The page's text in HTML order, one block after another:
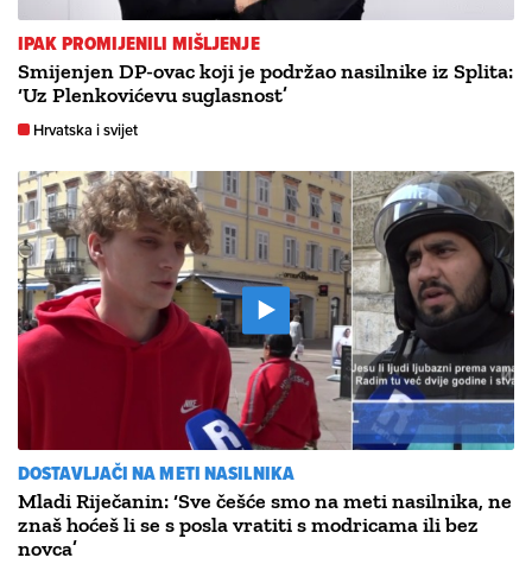
IPAK PROMIJENILI MIŠLJENJE
Smijenjen DP-ovac koji je podržao nasilnike iz Splita:
‘Uz Plenkovićevu suglasnost’
Hrvatska i svijet
DOSTAVLJAČI NA METI NASILNIKA
Mladi Riječanin: ‘Sve češće smo na meti nasilnika, ne
znaš hoćeš li se s posla vratiti s modricama ili bez
novca’